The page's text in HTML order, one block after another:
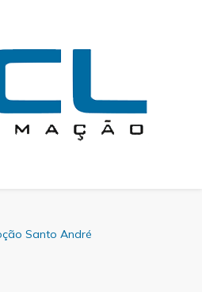
Santo André